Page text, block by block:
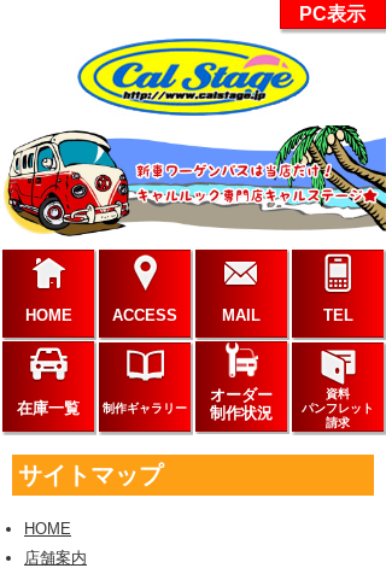
PC表示
HOME ACCESS MAIL TEL
在庫一覧 制作ギャラリー
オーダー
制作状況
資料
パンフレット
請求
サイトマップ
HOME
店舗案内